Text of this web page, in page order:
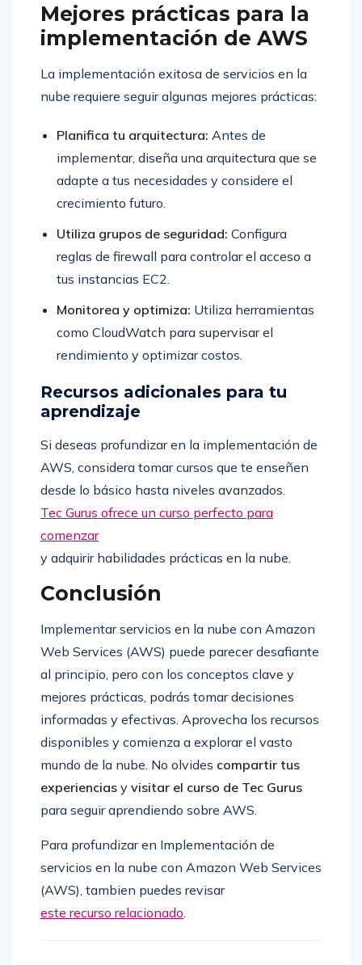
Mejores prácticas para la
implementación de AWS
La implementación exitosa de servicios en la
nube requiere seguir algunas mejores prácticas:
Planifica tu arquitectura: Antes de
implementar, diseña una arquitectura que se
adapte a tus necesidades y considere el
crecimiento futuro.
Utiliza grupos de seguridad: Configura
reglas de firewall para controlar el acceso a
tus instancias EC2.
Monitorea y optimiza: Utiliza herramientas
como CloudWatch para supervisar el
rendimiento y optimizar costos.
Recursos adicionales para tu
aprendizaje
Si deseas profundizar en la implementación de
AWS, considera tomar cursos que te enseñen
desde lo básico hasta niveles avanzados.
Tec Gurus ofrece un curso perfecto para
comenzar
y adquirir habilidades prácticas en la nube.
Conclusión
Implementar servicios en la nube con Amazon
Web Services (AWS) puede parecer desafiante
al principio, pero con los conceptos clave y
mejores prácticas, podrás tomar decisiones
informadas y efectivas. Aprovecha los recursos
disponibles y comienza a explorar el vasto
mundo de la nube. No olvides compartir tus
experiencias y visitar el curso de Tec Gurus
para seguir aprendiendo sobre AWS.
Para profundizar en Implementación de
servicios en la nube con Amazon Web Services
(AWS), tambien puedes revisar
este recurso relacionado